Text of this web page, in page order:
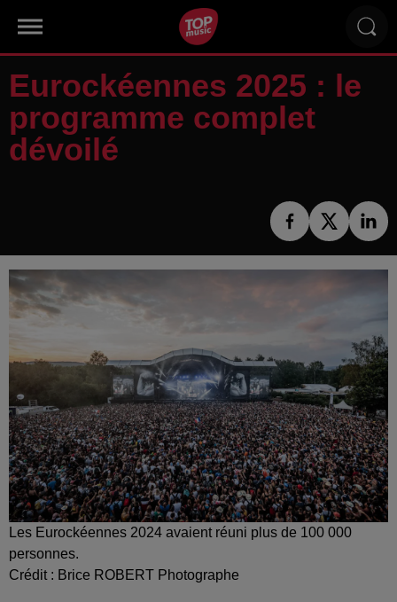
Eurockéennes 2025 : le
programme complet
dévoilé
Les Eurockéennes 2024 avaient réuni plus de 100 000
personnes.
Crédit : Brice ROBERT Photographe